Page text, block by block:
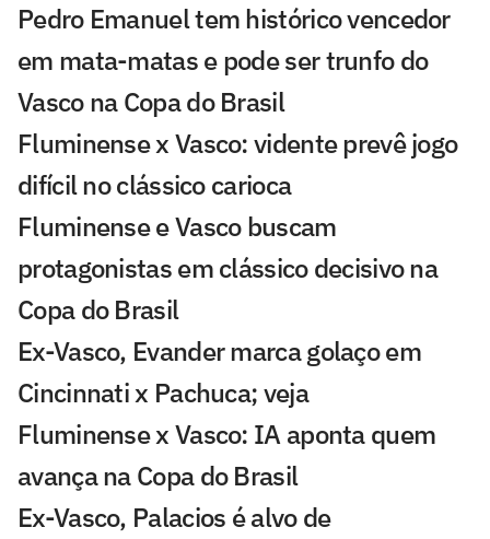
Pedro Emanuel tem histórico vencedor
em mata-matas e pode ser trunfo do
Vasco na Copa do Brasil
Fluminense x Vasco: vidente prevê jogo
difícil no clássico carioca
Fluminense e Vasco buscam
protagonistas em clássico decisivo na
Copa do Brasil
Ex-Vasco, Evander marca golaço em
Cincinnati x Pachuca; veja
Fluminense x Vasco: IA aponta quem
avança na Copa do Brasil
Ex-Vasco, Palacios é alvo de